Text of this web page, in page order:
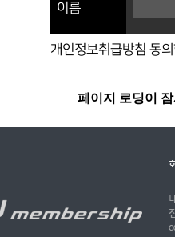
이름
개인정보취급방침 동